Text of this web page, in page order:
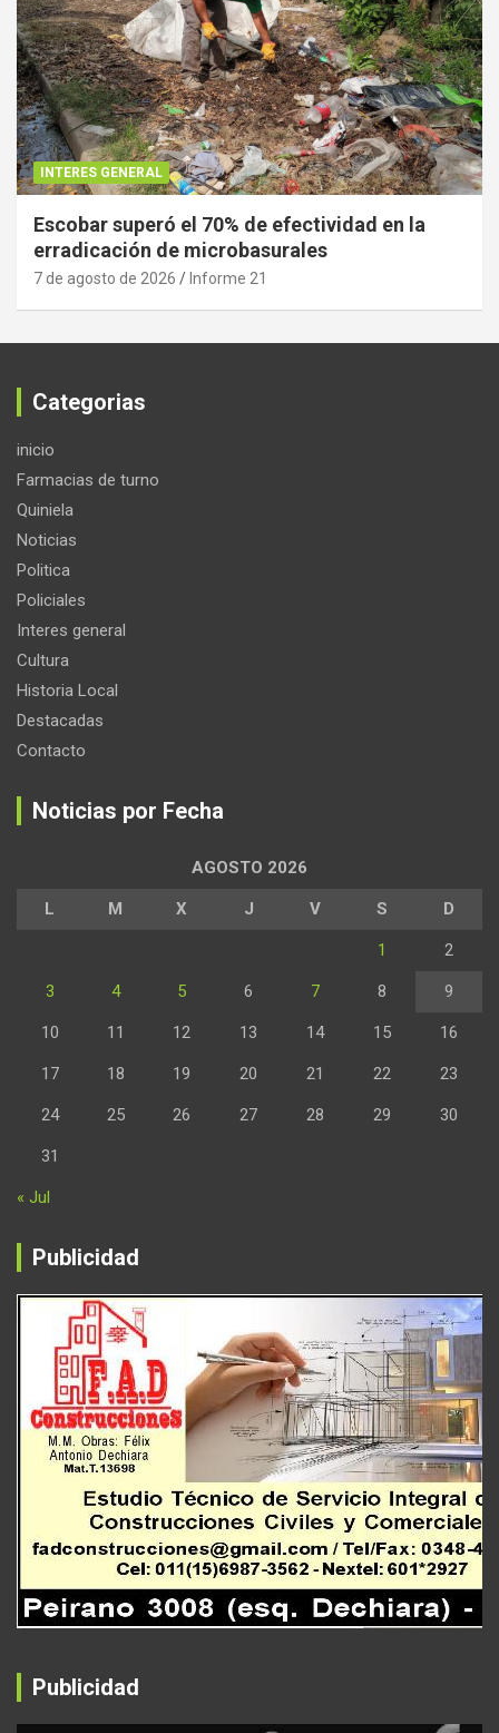
INTERES GENERAL
Escobar superó el 70% de efectividad en la
erradicación de microbasurales
7 de agosto de 2026 Informe 21
Categorias
inicio
Farmacias de turno
Quiniela
Noticias
Politica
Policiales
Interes general
Cultura
Historia Local
Destacadas
Contacto
Noticias por Fecha
AGOSTO 2026
L M X J V S D
1 2
3 4 5 6 7 8 9
10 11 12 13 14 15 16
17 18 19 20 21 22 23
24 25 26 27 28 29 30
31
« Jul
Publicidad
Publicidad